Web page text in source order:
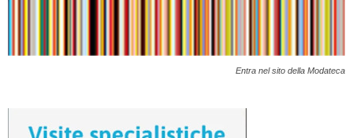
Entra nel sito della Modateca